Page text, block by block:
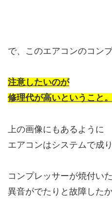
で、このエアコンのコン
注意したいのが
修理代が高いということ。
上の画像にもあるように
エアコンはシステムで成
コンプレッサーが焼付い
異音がでたりと故障した